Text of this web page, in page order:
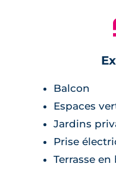
Balcon
Espaces
Jardins
Prise
Terrasse en